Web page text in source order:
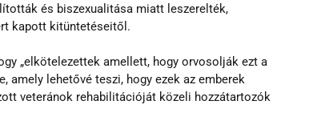
és biszexualitása miatt leszerelték,
kapott kitüntetéseitől.
„elkötelezettek amellett, hogy orvosolják ezt a
amely lehetővé teszi, hogy ezek az emberek
veteránok rehabilitációját közeli hozzátartozók